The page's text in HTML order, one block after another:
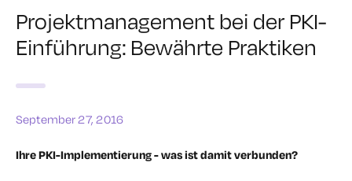
Projektmanagement bei der PKI-
Einführung: Bewährte Praktiken
September 27, 2016
Ihre PKI-Implementierung - was ist damit verbunden?